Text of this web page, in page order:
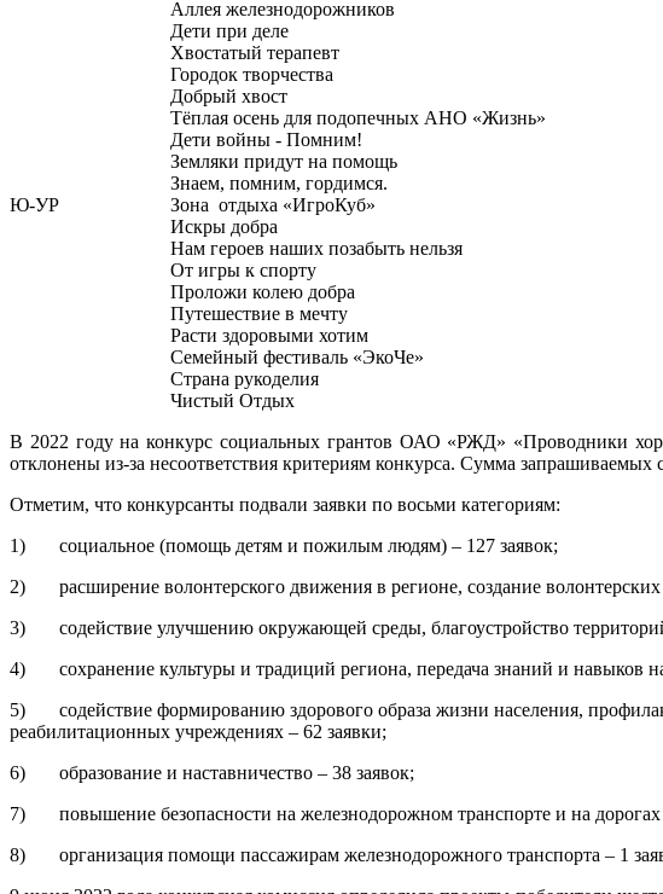
Ю-УР
Аллея железнодорожников
Дети при деле
Хвостатый терапевт
Городок творчества
Добрый хвост
Тёплая осень для подопечных АНО «Жизнь»
Дети войны - Помним!
Земляки придут на помощь
Знаем, помним, гордимся.
Зона отдыха «ИгроКуб»
Искры добра
Нам героев наших позабыть нельзя
От игры к спорту
Проложи колею добра
Путешествие в мечту
Расти здоровыми хотим
Семейный фестиваль «ЭкоЧе»
Страна рукоделия
Чистый Отдых
В 2022 году на конкурс социальных грантов ОАО «РЖД» «Проводники
отклонены из-за несоответствия критериям конкурса. Сумма
Отметим, что конкурсанты подвали заявки по восьми категориям:
1) социальное (помощь детям и пожилым людям) – 127 заявок;
2) расширение волонтерского движения в регионе, создание волонтерских
3) содействие улучшению окружающей среды, благоустройство
4) cохранение культуры и традиций региона, передача знаний и навыков
5) содействие формированию здорового образа жизни населения,
реабилитационных учреждениях – 62 заявки;
6) образование и наставничество – 38 заявок;
7) повышение безопасности на железнодорожном транспорте и на дорогах
8) организация помощи пассажирам железнодорожного транспорта – 1